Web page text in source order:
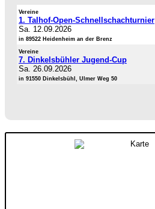
Vereine
1. Talhof-Open-Schnellschachturnier
Sa. 12.09.2026
in 89522 Heidenheim an der Brenz
Vereine
7. Dinkelsbühler Jugend-Cup
Sa. 26.09.2026
in 91550 Dinkelsbühl, Ulmer Weg 50